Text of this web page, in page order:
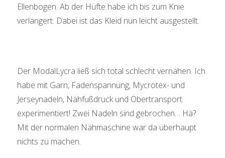
Ellenbogen. Ab der Hüfte habe ich bis zum Knie
verlängert. Dabei ist das Kleid nun leicht ausgestellt.
Der ModalLycra ließ sich total schlecht vernähen. Ich
habe mit Garn, Fadenspannung, Mycrotex- und
Jerseynadeln, Nähfußdruck und Obertransport
experimentiert! Zwei Nadeln sind gebrochen… Hä?
Mit der normalen Nähmaschine war da überhaupt
nichts zu machen.